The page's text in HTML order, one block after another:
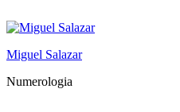
al
Miguel Salazar
Numerologia